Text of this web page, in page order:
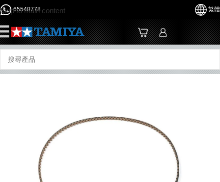
Skip to main content
65540778 繁體